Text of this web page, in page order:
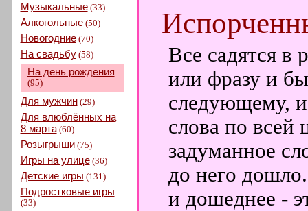
Музыкальные(33)
Алкогольные(50)
Новогодние(70)
На свадьбу(58)
На день рождения
(95)
Для мужчин(29)
Для влюблённых на
8 марта(60)
Розыгрыши(75)
Игры на улице(36)
Детские игры (131)
Подростковые игры
(33)
Все садятся в
или фразу и
следующему,
слова по всей
задуманное
до него
и дошеднее -